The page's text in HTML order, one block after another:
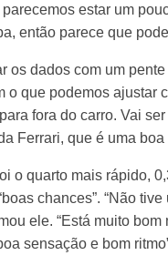
estar um
então parece que
os dados com um
o que podemos ajustar
fora do carro. Vai
Ferrari, que é uma
o quarto mais rápido,
chances”. “Não
ele. “Está muito
sensação e bom